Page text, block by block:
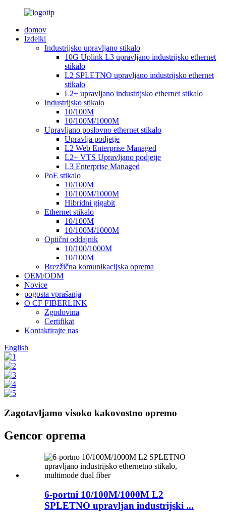
domov
Izdelki
Industrijsko upravljano stikalo
10G Uplink L3 upravljano industrijsko ethernet
stikalo
L2 SPLETNO upravljano industrijsko ethernet
stikalo
L2+ upravljano industrijsko ethernet stikalo
Industrijsko stikalo
10/100M
10/100M/1000M
Upravljano poslovno ethernet stikalo
Upravlja podjetje
L2 Web Enterprise Managed
L2+ VTS Upravljano podjetje
L3 Enterprise Managed
PoE stikalo
10/100M
10/100M/1000M
Hibridni gigabit
Ethernet stikalo
10/100M
10/100M/1000M
Optični oddajnik
10/100/1000M
10/100M
Brezžična komunikacijska oprema
OEM/ODM
Novice
pogosta vprašanja
O CF FIBERLINK
Zgodovina
Certifikat
Kontaktirajte nas
English
Zagotavljamo visoko kakovostno opremo
Gencor oprema
6-portni 10/100M/1000M L2
SPLETNO upravljan industrijski ...